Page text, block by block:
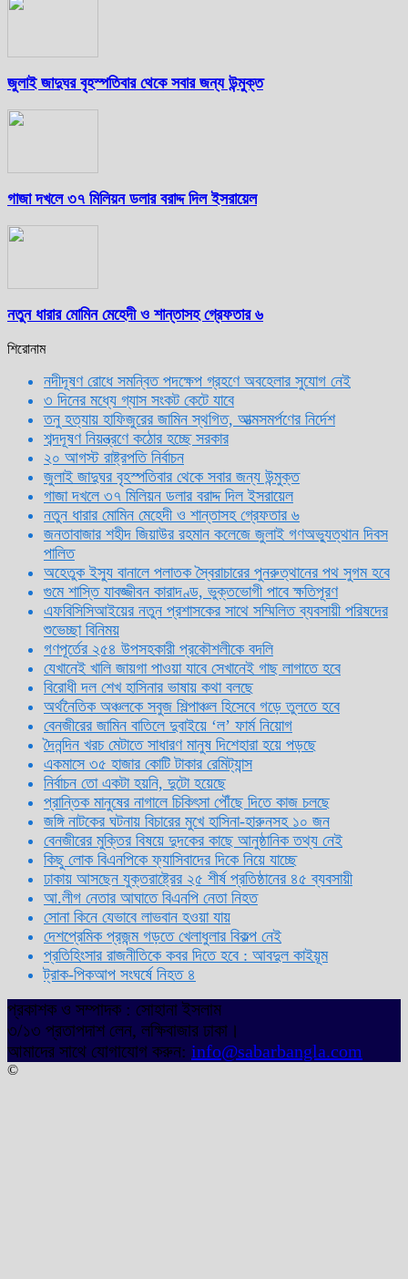
জুলাই জাদুঘর বৃহস্পতিবার থেকে সবার জন্য উন্মুক্ত
গাজা দখলে ৩৭ মিলিয়ন ডলার বরাদ্দ দিল ইসরায়েল
নতুন ধারার মোমিন মেহেদী ও শান্তাসহ গ্রেফতার ৬
শিরোনাম
নদীদূষণ রোধে সমন্বিত পদক্ষেপ গ্রহণে অবহেলার সুযোগ নেই
৩ দিনের মধ্যে গ্যাস সংকট কেটে যাবে
তনু হত্যায় হাফিজুরের জামিন স্থগিত, আত্মসমর্পণের নির্দেশ
শব্দদূষণ নিয়ন্ত্রণে কঠোর হচ্ছে সরকার
২০ আগস্ট রাষ্ট্রপতি নির্বাচন
জুলাই জাদুঘর বৃহস্পতিবার থেকে সবার জন্য উন্মুক্ত
গাজা দখলে ৩৭ মিলিয়ন ডলার বরাদ্দ দিল ইসরায়েল
নতুন ধারার মোমিন মেহেদী ও শান্তাসহ গ্রেফতার ৬
জনতাবাজার শহীদ জিয়াউর রহমান কলেজে জুলাই গণঅভ্যুত্থান দিবস
পালিত
অহেতুক ইস্যু বানালে পলাতক স্বৈরাচারের পুনরুত্থানের পথ সুগম হবে
গুমে শাস্তি যাবজ্জীবন কারাদণ্ড, ভুক্তভোগী পাবে ক্ষতিপূরণ
এফবিসিসিআইয়ের নতুন প্রশাসকের সাথে সম্মিলিত ব্যবসায়ী পরিষদের
শুভেচ্ছা বিনিময়
গণপূর্তের ২৫৪ উপসহকারী প্রকৌশলীকে বদলি
যেখানেই খালি জায়গা পাওয়া যাবে সেখানেই গাছ লাগাতে হবে
বিরোধী দল শেখ হাসিনার ভাষায় কথা বলছে
অর্থনৈতিক অঞ্চলকে সবুজ শিল্পাঞ্চল হিসেবে গড়ে তুলতে হবে
বেনজীরের জামিন বাতিলে দুবাইয়ে ‌‘ল’ ফার্ম নিয়োগ
দৈনন্দিন খরচ মেটাতে সাধারণ মানুষ দিশেহারা হয়ে পড়ছে
একমাসে ৩৫ হাজার কোটি টাকার রেমিট্যান্স
নির্বাচন তো একটা হয়নি, দুটো হয়েছে
প্রান্তিক মানুষের নাগালে চিকিৎসা পৌঁছে দিতে কাজ চলছে
জঙ্গি নাটকের ঘটনায় বিচারের মুখে হাসিনা-হারুনসহ ১০ জন
বেনজীরের মুক্তির বিষয়ে দুদকের কাছে আনুষ্ঠানিক তথ্য নেই
কিছু লোক বিএনপিকে ফ্যাসিবাদের দিকে নিয়ে যাচ্ছে
ঢাকায় আসছেন যুক্তরাষ্ট্রের ২৫ শীর্ষ প্রতিষ্ঠানের ৪৫ ব্যবসায়ী
আ.লীগ নেতার আঘাতে বিএনপি নেতা নিহত
সোনা কিনে যেভাবে লাভবান হওয়া যায়
দেশপ্রেমিক প্রজন্ম গড়তে খেলাধুলার বিকল্প নেই
প্রতিহিংসার রাজনীতিকে কবর দিতে হবে : আবদুল কাইয়ূম
ট্রাক-পিকআপ সংঘর্ষে নিহত ৪
প্রকাশক ও সম্পাদক : সোহানা ইসলাম
৩/১৩ প্রতাপদাশ লেন, লক্ষিবাজার ঢাকা।
আমাদের সাথে যোগাযোগ করুন: info@sabarbangla.com
©